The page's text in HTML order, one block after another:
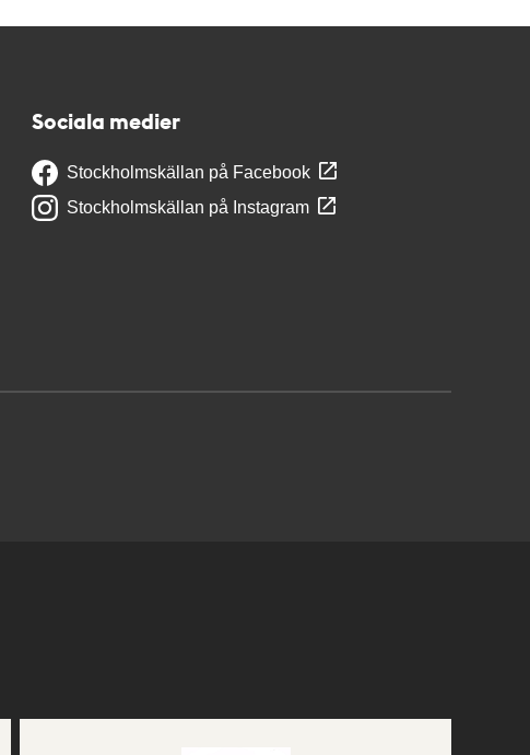
Sociala medier
Stockholmskällan på Facebook
Stockholmskällan på Instagram